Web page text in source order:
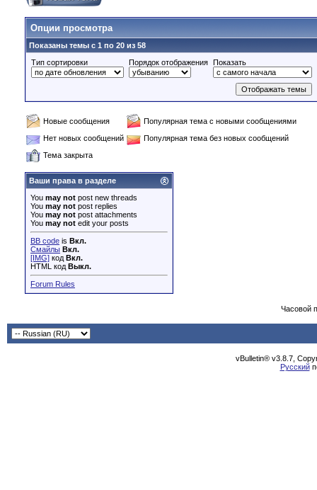
Опции просмотра
Показаны темы с 1 по 20 из 58
Тип сортировки
Порядок отображения Показать
Новые сообщения
Популярная тема с новыми сообщениями
Нет новых сообщений
Популярная тема без новых сообщений
Тема закрыта
Ваши права в разделе
You may not post new threads
You may not post replies
You may not post attachments
You may not edit your posts
BB code is Вкл.
Смайлы Вкл.
[IMG] код Вкл.
HTML код Выкл.
Forum Rules
Часовой
vBulletin® v3.8.7,
Русский